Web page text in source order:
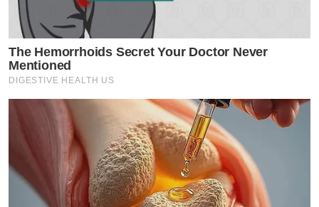
The Hemorrhoids Secret Your Doctor Never
Mentioned
DIGESTIVE HEALTH US